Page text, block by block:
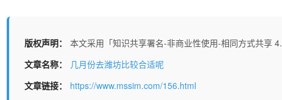
版权声明：
本文采用「知识共享署名-非商业性使用-相同方式共享
文章名称：
几月份去潍坊比较合适呢
文章链接：
https://www.mssim.com/156.html